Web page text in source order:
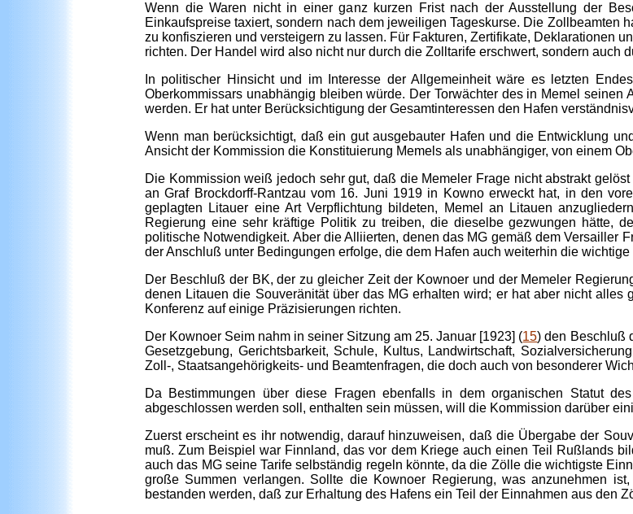
Wenn die Waren nicht in einer ganz kurzen Frist nach der Ausstellung der
Einkaufspreise taxiert, sondern nach dem jeweiligen Tageskurse. Die Zollbeamten
zu konfiszieren und versteigern zu lassen. Für Fakturen, Zertifikate, Deklarationen
richten. Der Handel wird also nicht nur durch die Zolltarife erschwert, sondern auch
In politischer Hinsicht und im Interesse der Allgemeinheit wäre es letzten
Oberkommissars unabhängig bleiben würde. Der Torwächter des in Memel
werden. Er hat unter Berücksichtigung der Gesamtinteressen den Hafen
Wenn man berücksichtigt, daß ein gut ausgebauter Hafen und die Ent­wicklung
Ansicht der Kommission die Konstituierung Memels als unabhängiger, von einem
Die Kommission weiß jedoch sehr gut, daß die Memeler Frage nicht abstrakt
an Graf Brockdorff-Rantzau vom 16. Juni 1919 in Kowno erweckt hat, in den
geplagten Litauer eine Art Verpflichtung bildeten, Memel an Litauen
Regierung eine sehr kräftige Politik zu treiben, die dieselbe gezwungen hätte,
politische Notwendigkeit. Aber die Alliierten, denen das MG gemäß dem Versailler
der Anschluß unter Bedingungen erfolge, die dem Hafen auch weiterhin die
Der Beschluß der BK, der zu gleicher Zeit der Kownoer und der Memeler
denen Litauen die Souveränität über das MG erhalten wird; er hat aber nicht
Konferenz auf einige Präzisierungen richten.
Der Kownoer Seim nahm in seiner Sitzung am 25. Januar [1923] (15) den Beschluß
Gesetzgebung, Gerichtsbarkeit, Schule, Kultus, Landwirtschaft,
Zoll-, Staatsangehörigkeits- und Beamtenfragen, die doch auch von besonderer
Da Bestimmungen über diese Fragen ebenfalls in dem organischen Statut
abgeschlossen werden soll, enthalten sein müssen, will die Kom­mission darüber
Zuerst erscheint es ihr notwendig, darauf hinzuweisen, daß die Übergabe der
muß. Zum Beispiel war Finnland, das vor dem Kriege auch einen Teil Rußlands
auch das MG seine Tarife selbständig regeln könnte, da die Zölle die wichtigste
große Summen verlangen. Sollte die Kownoer Regierung, was anzunehmen
bestanden werden, daß zur Erhaltung des Hafens ein Teil der Einnahmen aus den